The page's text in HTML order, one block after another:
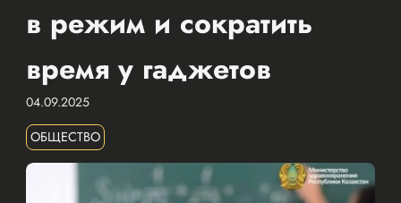
в режим и сократить
время у гаджетов
04.09.2025
ОБЩЕСТВО